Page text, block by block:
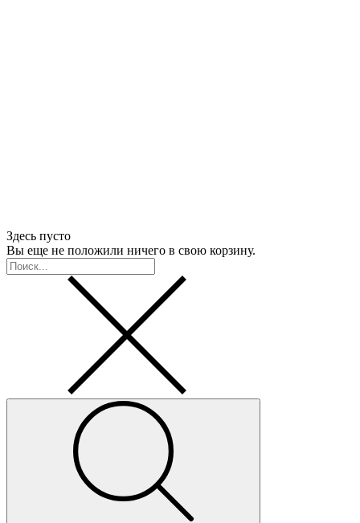
Здесь пусто
Вы еще не положили ничего в свою корзину.